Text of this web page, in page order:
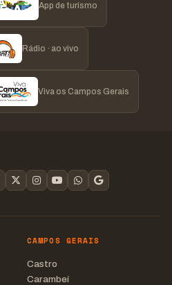
App de turismo
Rádio · ao vivo
Viva os Campos Gerais
CAMPOS GERAIS
Castro
Carambeí